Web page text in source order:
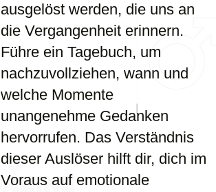
ausgelöst werden, die uns an
die Vergangenheit erinnern.
Führe ein Tagebuch, um
nachzuvollziehen, wann und
welche Momente
unangenehme Gedanken
hervorrufen. Das Verständnis
dieser Auslöser hilft dir, dich im
Voraus auf emotionale